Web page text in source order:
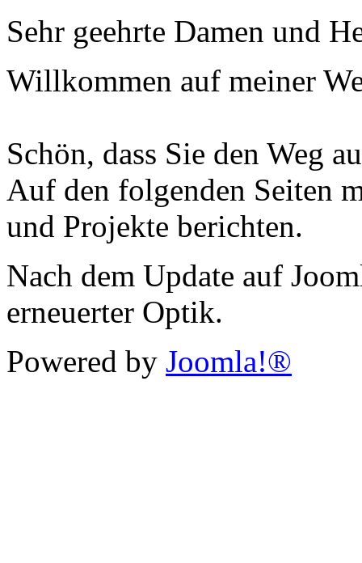
Sehr geehrte Damen und
Willkommen auf meiner
Schön, dass Sie den Weg
Auf den folgenden Seiten
und Projekte berichten.
Nach dem Update auf
erneuerter Optik.
Powered by Joomla!®